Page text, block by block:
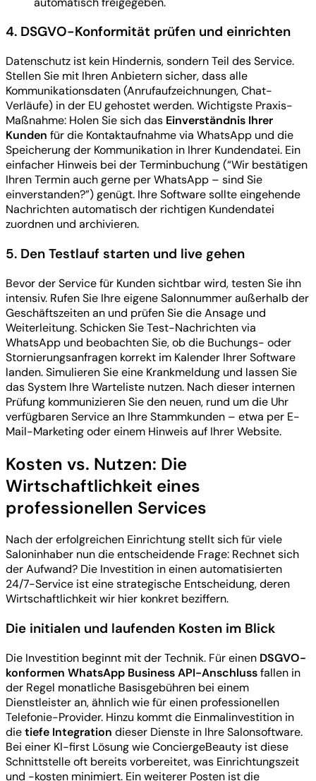
4. DSGVO-Konformität prüfen und einrichten
Datenschutz ist kein Hindernis, sondern Teil des Service.
Stellen Sie mit Ihren Anbietern sicher, dass alle
Kommunikationsdaten (Anrufaufzeichnungen, Chat-
Verläufe) in der EU gehostet werden. Wichtigste Praxis-
Maßnahme: Holen Sie sich das Einverständnis Ihrer
Kunden für die Kontaktaufnahme via WhatsApp und die
Speicherung der Kommunikation in Ihrer Kundendatei. Ein
einfacher Hinweis bei der Terminbuchung (“Wir bestätigen
Ihren Termin auch gerne per WhatsApp – sind Sie
einverstanden?”) genügt. Ihre Software sollte eingehende
Nachrichten automatisch der richtigen Kundendatei
zuordnen und archivieren.
5. Den Testlauf starten und live gehen
Bevor der Service für Kunden sichtbar wird, testen Sie ihn
intensiv. Rufen Sie Ihre eigene Salonnummer außerhalb der
Geschäftszeiten an und prüfen Sie die Ansage und
Weiterleitung. Schicken Sie Test-Nachrichten via
WhatsApp und beobachten Sie, ob die Buchungs- oder
Stornierungsanfragen korrekt im Kalender Ihrer Software
landen. Simulieren Sie eine Krankmeldung und lassen Sie
das System Ihre Warteliste nutzen. Nach dieser internen
Prüfung kommunizieren Sie den neuen, rund um die Uhr
verfügbaren Service an Ihre Stammkunden – etwa per E-
Mail-Marketing oder einem Hinweis auf Ihrer Website.
Kosten vs. Nutzen: Die
Wirtschaftlichkeit eines
professionellen Services
Nach der erfolgreichen Einrichtung stellt sich für viele
Saloninhaber nun die entscheidende Frage: Rechnet sich
der Aufwand? Die Investition in einen automatisierten
24/7-Service ist eine strategische Entscheidung, deren
Wirtschaftlichkeit wir hier konkret beziffern.
Die initialen und laufenden Kosten im Blick
Die Investition beginnt mit der Technik. Für einen DSGVO-
konformen WhatsApp Business API-Anschlussfallen in
der Regel monatliche Basisgebühren bei einem
Dienstleister an, ähnlich wie für einen professionellen
Telefonie-Provider. Hinzu kommt die Einmalinvestition in
dietiefe Integration dieser Dienste in Ihre Salonsoftware.
Bei einer KI-first Lösung wie ConciergeBeauty ist diese
Schnittstelle oft bereits vorbereitet, was Einrichtungszeit
und -kosten minimiert. Ein weiterer Posten ist die